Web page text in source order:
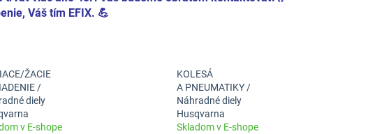
Váš tím EFIX. 💪
ŽACIE
/
diely
v E-shope
KOLESÁ
A PNEUMATIKY /
Náhradné diely
Husqvarna
Skladom v E-shope